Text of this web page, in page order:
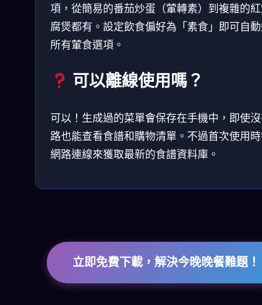
項，從簡易的番茄炒蛋（葷轉素）到複雜的
腐煲都有。設定飲食偏好為「素食」即可自
所有葷食選項。
可以離線使用嗎？
可以！生成過的菜單會保存在手機中，即使
路也能查看食譜和購物清單。不過首次使用
網路連線來獲取最新的食譜資料庫。
立即免費下載，解決今晚晚餐難題！